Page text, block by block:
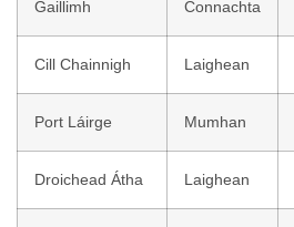
Gaillimh Connachta
Cill Chainnigh Laighean
Port Láirge Mumhan
Droichead Átha Laighean